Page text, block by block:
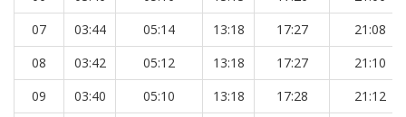
07
03:44 05:14 13:18 17:27
21:08
08
03:42 05:12 13:18 17:27
21:10
09
03:40 05:10 13:18 17:28 21:12